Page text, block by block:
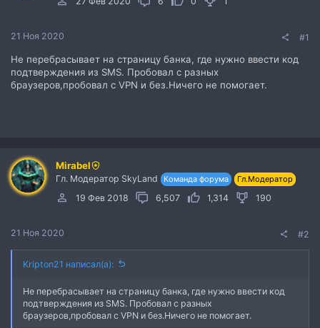
21 Ноя 2020 #1
Не перебрасывает на страницу банка, где нужно ввести код
подтверждения из SMS. Пробовал с разных
браузеров,пробовал с VPN и без.Ничего не помогает.
Mirabel
Гл. Модератор SkyLand Команда форума Гл.Модератор
19 Фев 2018 6,507 1,314 190
21 Ноя 2020 #2
Kripton21 написал(а):
Не перебрасывает на страницу банка, где нужно ввести код
подтверждения из SMS. Пробовал с разных
браузеров,пробовал с VPN и без.Ничего не помогает.